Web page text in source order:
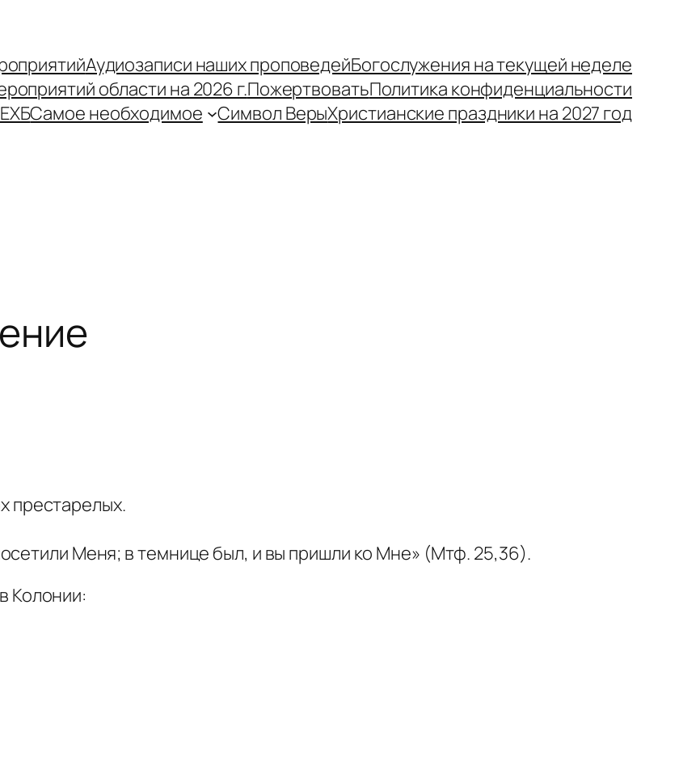
Аудиозаписи наших проповедейБогослужения на текущей неделе
области на 2026 г.ПожертвоватьПолитика конфиденциальности
Самое необходимое Символ ВерыХристианские праздники на 2027 год
престарелых.
Меня; в темнице был, и вы пришли ко Мне» (Мтф. 25,36).
Колонии: